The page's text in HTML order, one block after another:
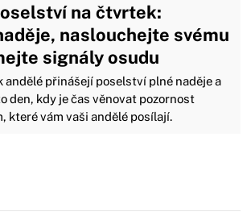
na čtvrtek:
naslouchejte svému
signály osudu
andělé přinášejí poselství plné naděje a
den, kdy je čas věnovat pozornost
které vám vaši andělé posílají.